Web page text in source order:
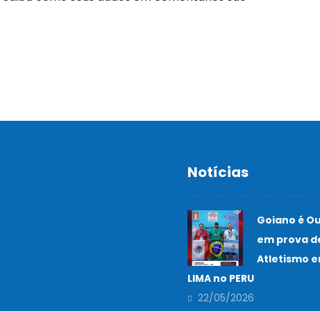
Notícias
Goiano é
em prova
Atletismo
LIMA no PERU
22/05/2026